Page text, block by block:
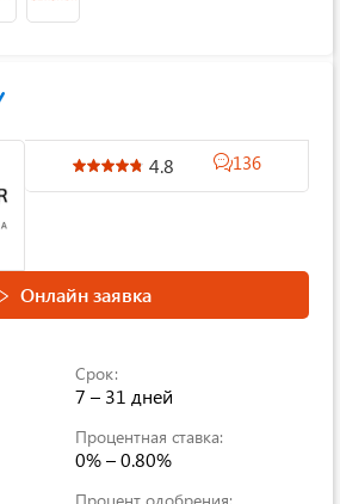
4.8 136
Онлайн заявка
Срок:
7 – 31 дней
Процентная ставка:
0% – 0.80%